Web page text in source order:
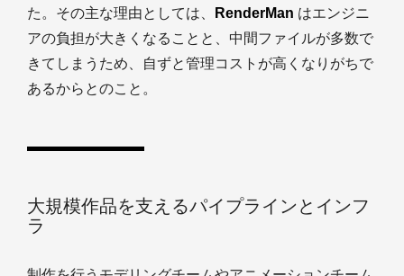
た。その主な理由としては、
RenderMan はエンジニ
アの負担が大きくなることと、中間ファイルが多数で
きてしまうため、自ずと管理コストが高くなりがちで
あるからとのこと。
大規模作品を支えるパイプラインとインフ
ラ